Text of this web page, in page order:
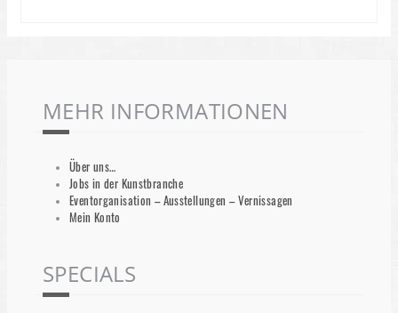
MEHR INFORMATIONEN
Über uns…
Jobs in der Kunstbranche
Eventorganisation – Ausstellungen – Vernissagen
Mein Konto
SPECIALS